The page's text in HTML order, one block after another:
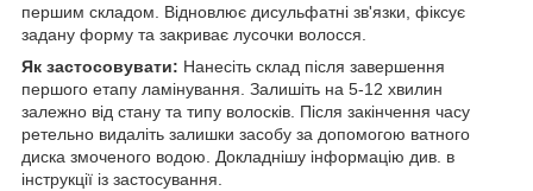
першим складом. Відновлює дисульфатні зв'язки, фіксує
задану форму та закриває лусочки волосся.
Як застосовувати: Нанесіть склад після завершення
першого етапу ламінування. Залишіть на 5-12 хвилин
залежно від стану та типу волосків. Після закінчення часу
ретельно видаліть залишки засобу за допомогою ватного
диска змоченого водою. Докладнішу інформацію див. в
інструкції із застосування.